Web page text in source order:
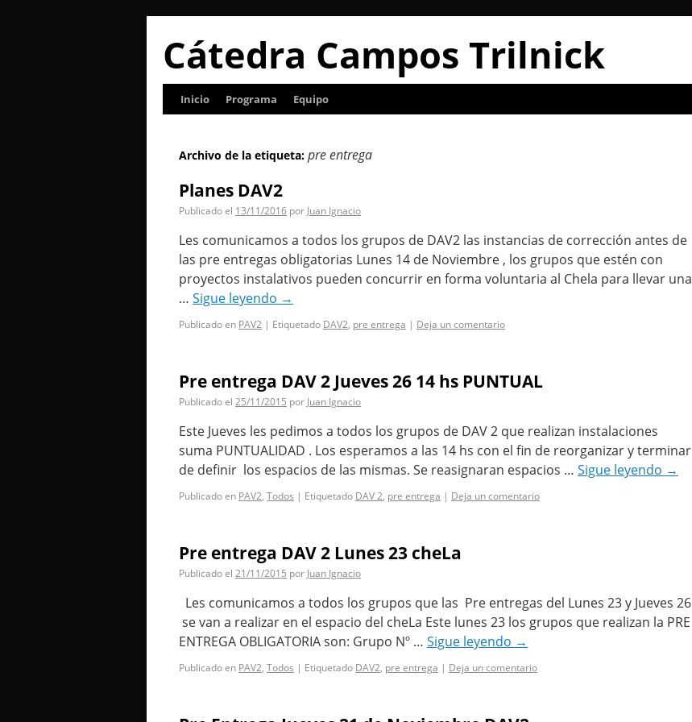
Cátedra Campos Trilnick
Inicio Programa Equipo
Archivo de la etiqueta: pre entrega
Planes DAV2
Publicado el 13/11/2016 por Juan Ignacio
Les comunicamos a todos los grupos de DAV2 las instancias de corrección antes de
las pre entregas obligatorias Lunes 14 de Noviembre , los grupos que estén con
proyectos instalativos pueden concurrir en forma voluntaria al Chela para llevar una
… Sigue leyendo →
Publicado en PAV2 | Etiquetado DAV2, pre entrega | Deja un comentario
Pre entrega DAV 2 Jueves 26 14 hs PUNTUAL
Publicado el 25/11/2015 por Juan Ignacio
Este Jueves les pedimos a todos los grupos de DAV 2 que realizan instalaciones
suma PUNTUALIDAD . Los esperamos a las 14 hs con el fin de reorganizar y terminar
de definir los espacios de las mismas. Se reasignaran espacios … Sigue leyendo →
Publicado en PAV2, Todos | Etiquetado DAV 2, pre entrega | Deja un comentario
Pre entrega DAV 2 Lunes 23 cheLa
Publicado el 21/11/2015 por Juan Ignacio
Les comunicamos a todos los grupos que las Pre entregas del Lunes 23 y Jueves 26
se van a realizar en el espacio del cheLa Este lunes 23 los grupos que realizan la PRE
ENTREGA OBLIGATORIA son: Grupo Nº … Sigue leyendo →
Publicado en PAV2, Todos | Etiquetado DAV2, pre entrega | Deja un comentario